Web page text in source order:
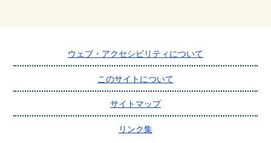
ウェブ・アクセシビリティについて
このサイトについて
サイトマップ
リンク集